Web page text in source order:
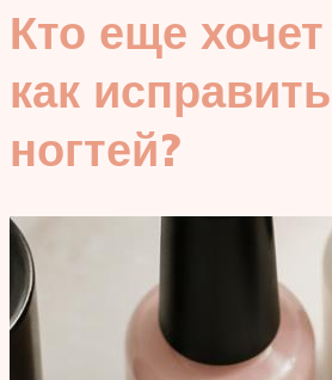
Кто еще
как
ногтей?